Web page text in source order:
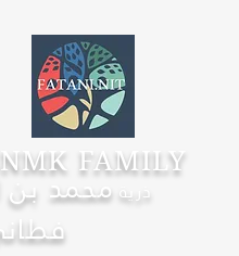
FAMILY
ذرية محمد